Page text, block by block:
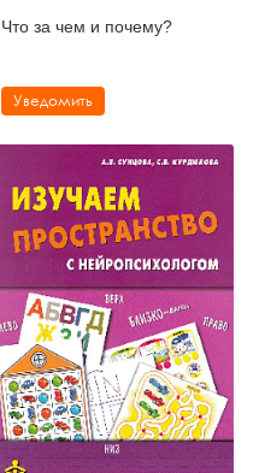
Что за чем и почему?
Уведомить